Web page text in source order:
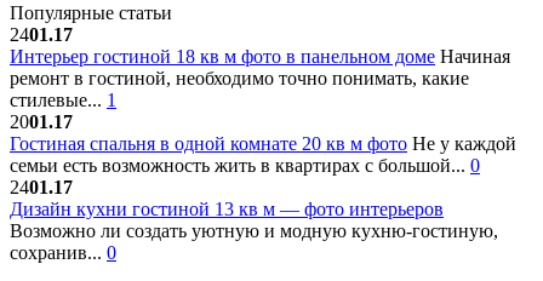
Популярные статьи
2401.17
Интерьер гостиной 18 кв м фото в панельном доме Начиная
ремонт в гостиной, необходимо точно понимать, какие
стилевые... 1
2001.17
Гостиная спальня в одной комнате 20 кв м фото Не у каждой
семьи есть возможность жить в квартирах с большой... 0
2401.17
Дизайн кухни гостиной 13 кв м — фото интерьеров
Возможно ли создать уютную и модную кухню-гостиную,
сохранив... 0